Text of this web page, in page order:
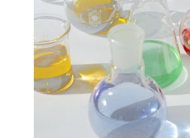
Ätznatron in Perlen